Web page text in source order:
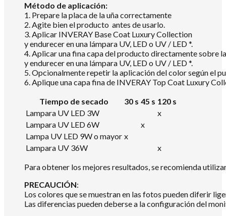
Método de aplicación:
1. Prepare la placa de la uña correctamente
2. Agite bien el producto antes de usarlo.
3. Aplicar INVERAY Base Coat Luxury Collection
y endurecer en una lámpara UV, LED o UV / LED *.
4. Aplicar una fina capa del producto directamente sobre
y endurecer en una lámpara UV, LED o UV / LED *.
5. Opcionalmente repetir la aplicación del color según el
6. Aplique una capa fina de INVERAY Top Coat Luxury
Tiempo de secado
30 s 45 s 120 s
Lampara UV LED 3W
x
Lampara UV LED 6W
x
Lampa UV LED 9W o mayor x
Lampara UV 36W
x
Para obtener los mejores resultados, se recomienda
PRECAUCIÓN:
Los colores que se muestran en las fotos pueden diferir
Las diferencias pueden deberse a la configuración del